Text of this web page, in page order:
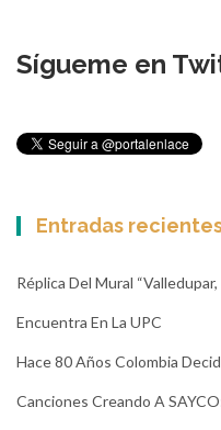
Sígueme en
Entradas
Réplica Del Mural
Encuentra En La UPC
Hace 80 Años Colombia
Canciones Creando A